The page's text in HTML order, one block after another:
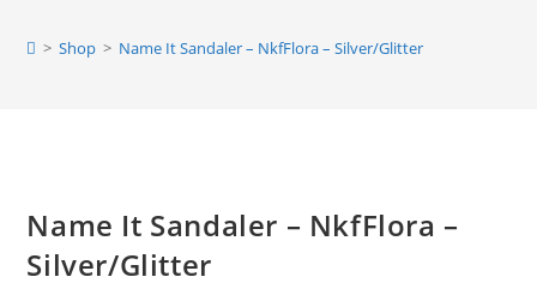
> Shop > Name It Sandaler – NkfFlora – Silver/Glitter
Name It Sandaler – NkfFlora –
Silver/Glitter